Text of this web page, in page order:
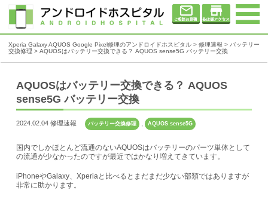
Xperia Galaxy AQUOS Google Pixel修理のアンドロイドホスピタル > 修理速報 > バッテリー
交換修理 > AQUOSはバッテリー交換できる？ AQUOS sense5G バッテリー交換
AQUOSはバッテリー交換できる？ AQUOS
sense5G バッテリー交換
2024.02.04 修理速報 バッテリー交換修理 , AQUOS sense5G
国内でしかほとんど流通のないAQUOSはバッテリーのパーツ単体として
の流通が少なかったのですが最近ではかなり増えてきています。
iPhoneやGalaxy、Xperiaと比べるとまだまだ少ない部類ではありますが
非常に助かります。